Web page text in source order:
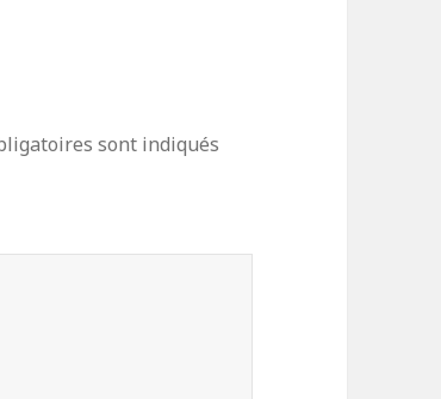
sont indiqués